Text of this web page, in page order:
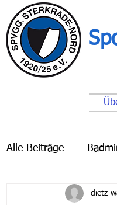
Alle Beiträge
Breitensport dietz-